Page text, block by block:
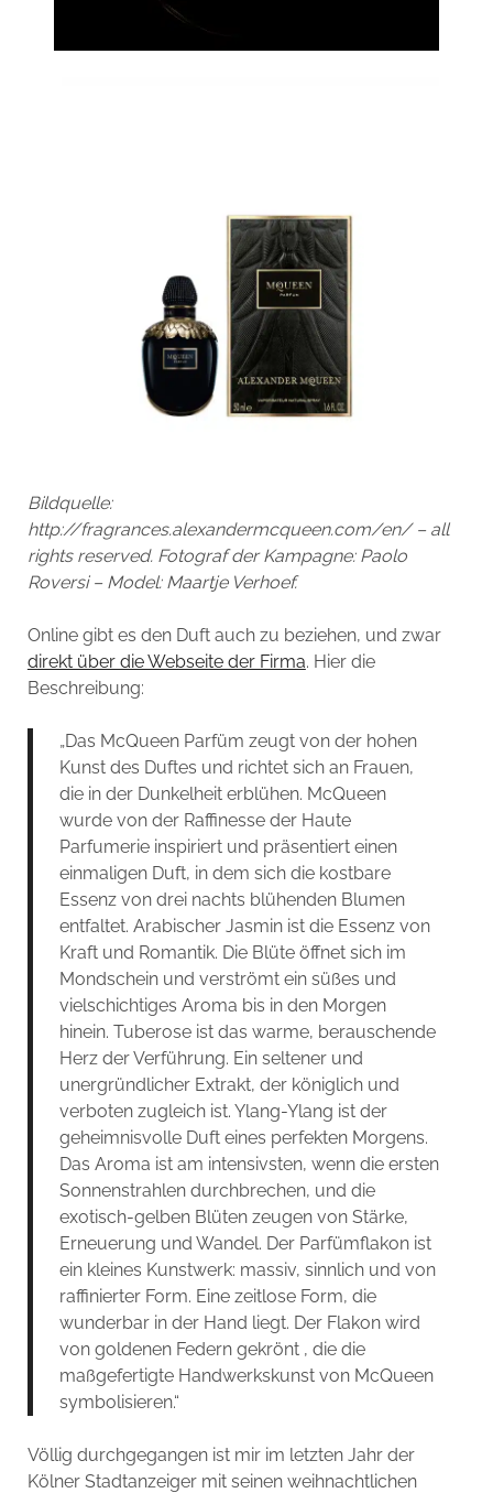
Bildquelle:
http://fragrances.alexandermcqueen.com/en/ – all
rights reserved. Fotograf der Kampagne: Paolo
Roversi – Model: Maartje Verhoef.
Online gibt es den Duft auch zu beziehen, und zwar
direkt über die Webseite der Firma. Hier die
Beschreibung:
„Das McQueen Parfüm zeugt von der hohen
Kunst des Duftes und richtet sich an Frauen,
die in der Dunkelheit erblühen. McQueen
wurde von der Raffinesse der Haute
Parfumerie inspiriert und präsentiert einen
einmaligen Duft, in dem sich die kostbare
Essenz von drei nachts blühenden Blumen
entfaltet. Arabischer Jasmin ist die Essenz von
Kraft und Romantik. Die Blüte öffnet sich im
Mondschein und verströmt ein süßes und
vielschichtiges Aroma bis in den Morgen
hinein. Tuberose ist das warme, berauschende
Herz der Verführung. Ein seltener und
unergründlicher Extrakt, der königlich und
verboten zugleich ist. Ylang-Ylang ist der
geheimnisvolle Duft eines perfekten Morgens.
Das Aroma ist am intensivsten, wenn die ersten
Sonnenstrahlen durchbrechen, und die
exotisch-gelben Blüten zeugen von Stärke,
Erneuerung und Wandel. Der Parfümflakon ist
ein kleines Kunstwerk: massiv, sinnlich und von
raffinierter Form. Eine zeitlose Form, die
wunderbar in der Hand liegt. Der Flakon wird
von goldenen Federn gekrönt , die die
maßgefertigte Handwerkskunst von McQueen
symbolisieren.“
Völlig durchgegangen ist mir im letzten Jahr der
Kölner Stadtanzeiger mit seinen weihnachtlichen